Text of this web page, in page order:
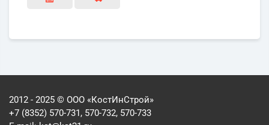
2012 - 2025 © ООО «КостИнСтрой»
+7 (8352) 570-731, 570-732, 570-733